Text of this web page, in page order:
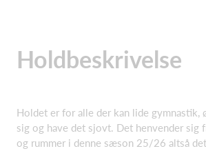
Holdbeskrivelse
Holdet er for alle der kan lide gymnastik,
sig og have det sjovt. Det henvender sig
og rummer i denne sæson 25/26 altså det